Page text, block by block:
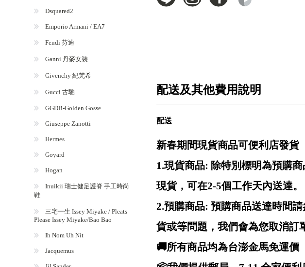
配送及其他費用說明
配送
新春期間現貨商品可便利店發貨
1.現貨商品: 除特別標明為預購
現貨，可在2-5個工作天內送達。
2.預購商品: 預購商品送達時間
貨或等問題，我們會為您取消訂
🚚所有商品均為台澎金馬免運價
Dsquared2
Emporio Armani / EA7
Fendi 芬迪
Ganni 丹麥女裝
Givenchy 紀梵希
Gucci 古馳
GGDB-Golden Gosse
Giuseppe Zanotti
Hermes
Goyard
Hogan
Inuikii 瑞士健足護脊 手工時尚
鞋
三宅一生 Issey Miyake / Pleats
Please Issey Miyake/Bao Bao
Ih Nom Uh Nit
Jacquemus